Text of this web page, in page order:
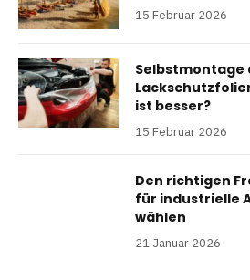
15 Februar 2026
Selbstmontage
ist besser?
15 Februar 2026
Den richtigen
für industrielle
wählen
21 Januar 2026